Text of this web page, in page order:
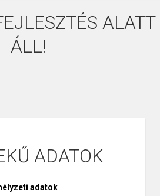
ALATT
ÁLL!
ADATOK
adatok